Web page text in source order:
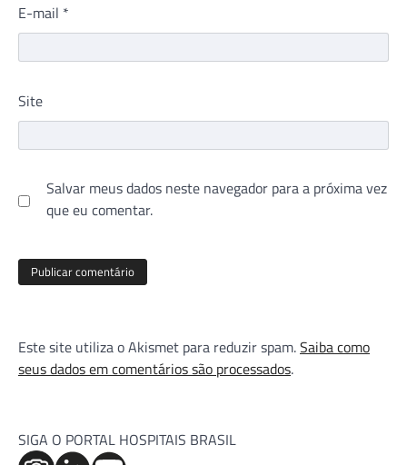
E-mail *
Site
Salvar meus dados neste navegador para a próxima vez
que eu comentar.
Este site utiliza o Akismet para reduzir spam.Saiba como
seus dados em comentários são processados.
SIGA O PORTAL HOSPITAIS BRASIL